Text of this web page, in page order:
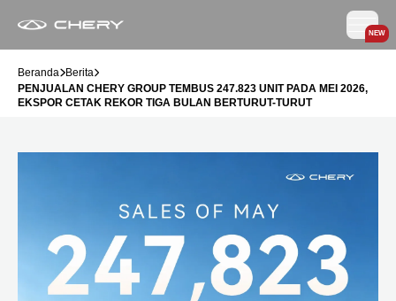
NEW
Beranda Berita
PENJUALAN CHERY GROUP TEMBUS 247.823 UNIT PADA MEI 2026,
EKSPOR CETAK REKOR TIGA BULAN BERTURUT-TURUT